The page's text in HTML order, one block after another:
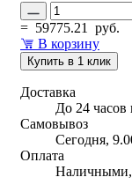
= 59775.21
руб.
В корзину
Купить в 1 клик
Доставка
До 24 часов
Самовывоз
Сегодня,
Оплата
Наличными,